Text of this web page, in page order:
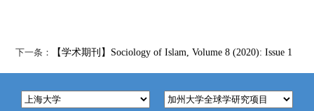
下一条： 【学术期刊】Sociology of Islam, Volume 8 (2020): Issue 1